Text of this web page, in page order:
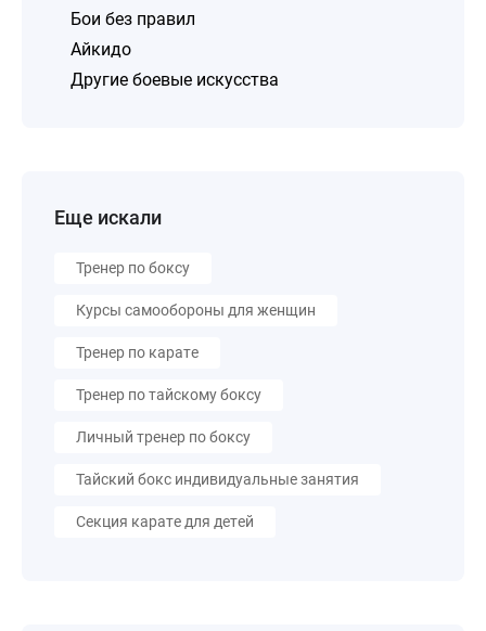
Бои без правил
Айкидо
Другие боевые искусства
Еще искали
Тренер по боксу
Курсы самообороны для женщин
Тренер по карате
Тренер по тайскому боксу
Личный тренер по боксу
Тайский бокс индивидуальные занятия
Секция карате для детей